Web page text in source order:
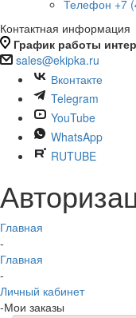
Телефон +7
Контактная информация
График работы
sales@ekipka.ru
Вконтакте
Telegram
YouTube
WhatsApp
RUTUBE
Главная
-
Главная
-
Личный кабинет
-Мои заказы